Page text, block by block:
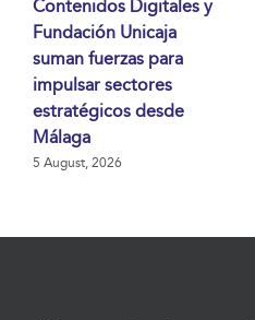
Contenidos Digitales y
Fundación Unicaja
suman fuerzas para
impulsar sectores
estratégicos desde
Málaga
5 August, 2026